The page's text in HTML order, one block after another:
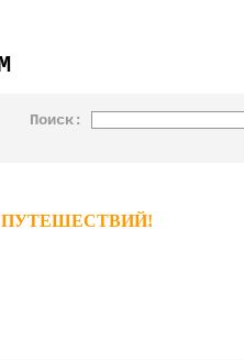
Поиск:
ПУТЕШЕСТВИЙ!